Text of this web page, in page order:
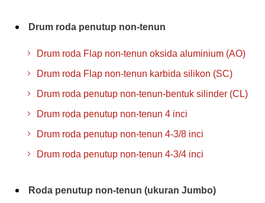
Drum roda penutup non-tenun
Drum roda Flap non-tenun oksida aluminium (AO)
Drum roda Flap non-tenun karbida silikon (SC)
Drum roda penutup non-tenun-bentuk silinder (CL)
Drum roda penutup non-tenun 4 inci
Drum roda penutup non-tenun 4-3/8 inci
Drum roda penutup non-tenun 4-3/4 inci
Roda penutup non-tenun (ukuran Jumbo)